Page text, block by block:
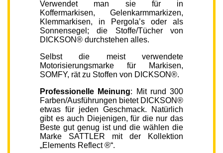
Verwendet man sie für in
Koffermarkisen, Gelenkarmmarkizen,
Klemmarkisen, in Pergola’s oder als
Sonnensegel; die Stoffe/Tücher von
DICKSON® durchstehen alles.
Selbst die meist verwendete
Motorisierungsmarke für Markisen,
SOMFY, rät zu Stoffen von DICKSON®.
Professionelle Meinung: Mit rund 300
Farben/Ausführungen bietet DICKSON®
etwas für jeden Geschmack. Natürlich
gibt es auch Diejenigen, für die nur das
Beste gut genug ist und die wählen die
Marke SATTLER mit der Kollektion
„Elements Reflect ®“.